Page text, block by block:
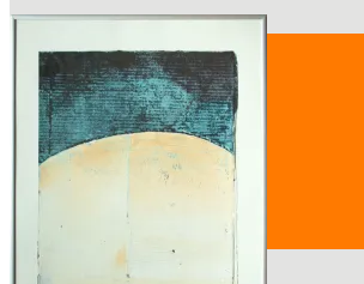
Veranstaltungen